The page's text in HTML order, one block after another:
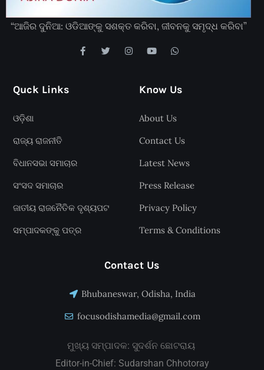
“ଆଜିର ଦୁନିଆ: ଓଡିଆଙ୍କୁ ସଶକ୍ତ କରିବା, ଜୀବନକୁ ସମୃଦ୍ଧ କରିବା”
Quck Links
ଓଡ଼ିଶା
ରାଜ୍ୟ ରାଜନୀତି
ବିଧାନସଭା ସମାଚାର
ସଂସଦ ସମାଚାର
ଜାତୀୟ ରାଜନୈତିକ ଦୃଶ୍ୟପଟ
ସମ୍ପାଦକଙ୍କୁ ପତ୍ର
Know Us
About Us
Contact Us
Latest News
Press Release
Privacy Policy
Terms & Conditions
Contact Us
Bhubaneswar, Odisha, India
focusodishamedia@gmail.com
ମୁଖ୍ୟ ସମ୍ପାଦକ: ସୁଦର୍ଶନ ଛୋଟରାୟ
Editor-in-Chief: Sudarshan Chhotoray